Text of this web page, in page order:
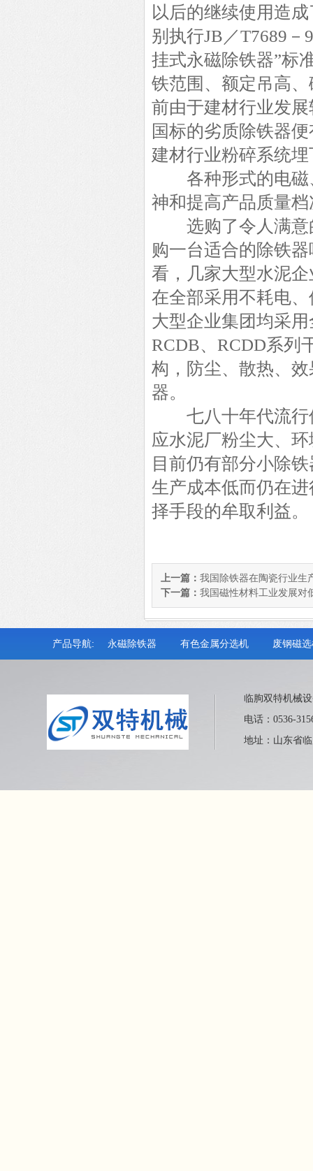
以后的继续使用造
别执行JB／T7689－
挂式永磁除铁器”标
铁范围、额定吊高
前由于建材行业发
国标的劣质除铁器
建材行业粉碎系统
各种形式的电磁
神和提高产品质量
选购了令人满意
购一台适合的除铁
看，几家大型水泥
在全部采用不耗电
大型企业集团均采
RCDB、RCDD系列
构，防尘、散热、
器。
七八十年代流行
应水泥厂粉尘大、
目前仍有部分小除
生产成本低而仍在
择手段的牟取利益。
上一篇： 我国除铁器在陶瓷行业生
下一篇： 我国磁性材料工业发展对
产品导航: 永磁除铁器 有色金属分选机 废钢磁
临朐双特机械
电话：0536-
地址：山东省